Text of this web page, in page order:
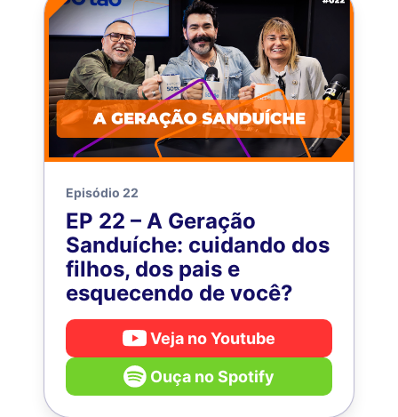
Episódio 22
EP 22 – A Geração
Sanduíche: cuidando dos
filhos, dos pais e
esquecendo de você?
Veja no Youtube
Ouça no Spotify